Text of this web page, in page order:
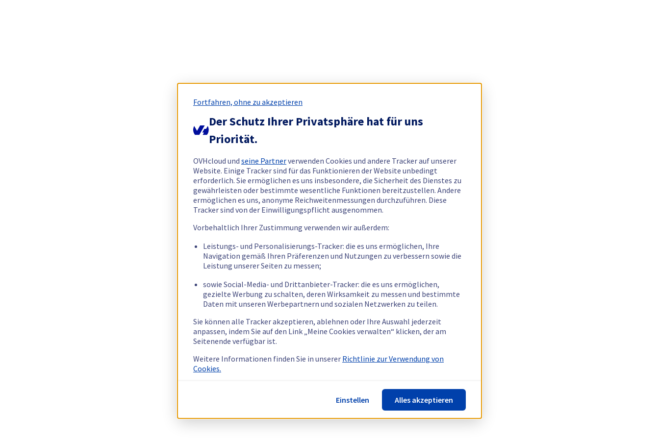
Fortfahren, ohne zu akzeptieren
Der Schutz Ihrer Privatsphäre hat für uns
Priorität.
OVHcloud und seine Partnerverwenden Cookies und andere Tracker auf unserer
Website. Einige Tracker sind für das Funktionieren der Website unbedingt
erforderlich. Sie ermöglichen es uns insbesondere, die Sicherheit des Dienstes zu
gewährleisten oder bestimmte wesentliche Funktionen bereitzustellen. Andere
ermöglichen es uns, anonyme Reichweitenmessungen durchzuführen. Diese
Tracker sind von der Einwilligungspflicht ausgenommen.
Vorbehaltlich Ihrer Zustimmung verwenden wir außerdem:
Leistungs- und Personalisierungs-Tracker: die es uns ermöglichen, Ihre
Navigation gemäß Ihren Präferenzen und Nutzungen zu verbessern sowie die
Leistung unserer Seiten zu messen;
sowie Social-Media- und Drittanbieter-Tracker: die es uns ermöglichen,
gezielte Werbung zu schalten, deren Wirksamkeit zu messen und bestimmte
Daten mit unseren Werbepartnern und sozialen Netzwerken zu teilen.
Sie können alle Tracker akzeptieren, ablehnen oder Ihre Auswahl jederzeit
anpassen, indem Sie auf den Link „Meine Cookies verwalten“ klicken, der am
Seitenende verfügbar ist.
Weitere Informationen finden Sie in unserer Richtlinie zur Verwendung von
Cookies.
Einstellen Alles akzeptieren